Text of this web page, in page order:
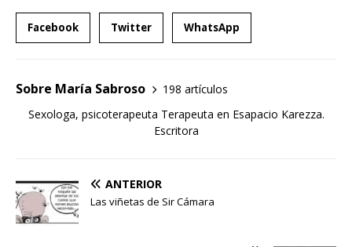
Facebook Twitter WhatsApp
Sobre María Sabroso
198 artículos
Sexologa, psicoterapeuta Terapeuta en Esapacio Karezza.
Escritora
ANTERIOR
Las viñetas de Sir Cámara